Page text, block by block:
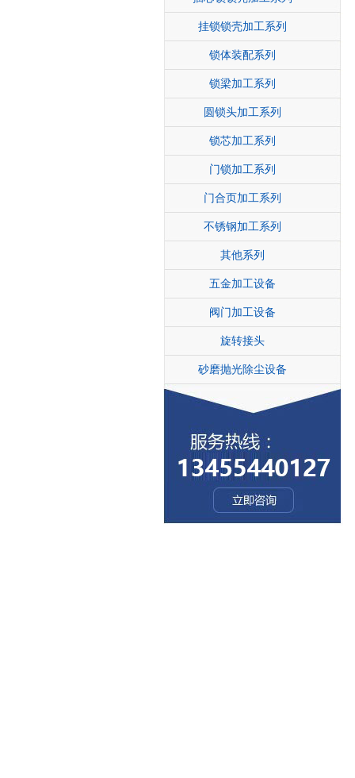
挂锁锁壳加工系列
锁体装配系列
锁梁加工系列
圆锁头加工系列
锁芯加工系列
门锁加工系列
门合页加工系列
不锈钢加工系列
其他系列
五金加工设备
阀门加工设备
旋转接头
砂磨抛光除尘设备